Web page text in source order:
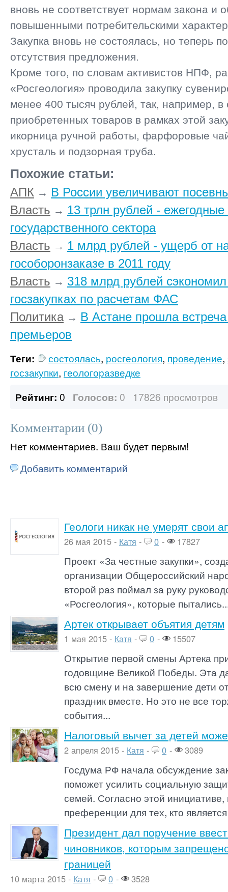
вновь не соответствует нормам закона и
повышенными потребительскими
Закупка вновь не состоялась, но теперь
отсутствия предложения.
Кроме того, по словам активистов НПФ,
«Росгеология» проводила закупку
менее 400 тысяч рублей, так, например, в
приобретенных товаров в рамках этой
икорница ручной работы, фарфоровые
хрусталь и подзорная труба.
Похожие статьи:
АПК → В России увеличивают
Власть → 13 трлн рублей - ежегодные
государственного сектора
Власть → 1 млрд рублей - ущерб от
гособоронзаказе в 2011 году
Власть → 318 млрд рублей
госзакупках по расчетам ФАС
Политика→ В Астане прошла
премьеров
Теги: состоялась, росгеология, проведение,
госзакупки, геологоразведке
Рейтинг: 0 Голосов: 0 17826 просмотров
Комментарии (0)
Нет комментариев. Ваш будет первым!
Добавить комментарий
Геологи никак не умерят свои
26 мая 2015 - Катя - 0 - 17827
Проект «За честные закупки»,
организации Общероссийский
второй раз поймал за руку
«Росгеология», которые
Артек открывает объятия детям
1 мая 2015 - Катя - 0 - 15507
Открытие первой смены Артека
годовщине Великой Победы. Эта
всю смену и на завершение дети
праздник вместе. Но это не все
события...
Налоговый вычет за детей
2 апреля 2015 - Катя - 0 - 3089
Госдума РФ начала обсуждение
поможет усилить социальную
семей. Согласно этой
преференции для тех, кто
Президент дал поручение
чиновников, которым
границей
10 марта 2015 - Катя - 0 - 3528